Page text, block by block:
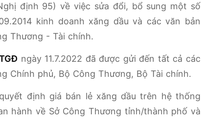
định 95) về việc sửa đổi, bổ sung một số
kinh doanh xăng dầu và các văn bản
Thương - Tài chính.
ngày 11.7.2022 đã được gửi đến tất cả các
Chính phủ, Bộ Công Thương, Bộ Tài chính.
định giá bán lẻ xăng dầu trên hệ thống
hành về Sở Công Thương tỉnh/thành phố và